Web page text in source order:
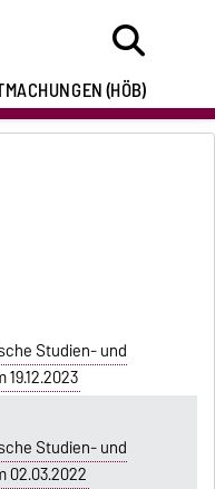
(HÖB)
Studien- und
Studien- und
02.03.2022